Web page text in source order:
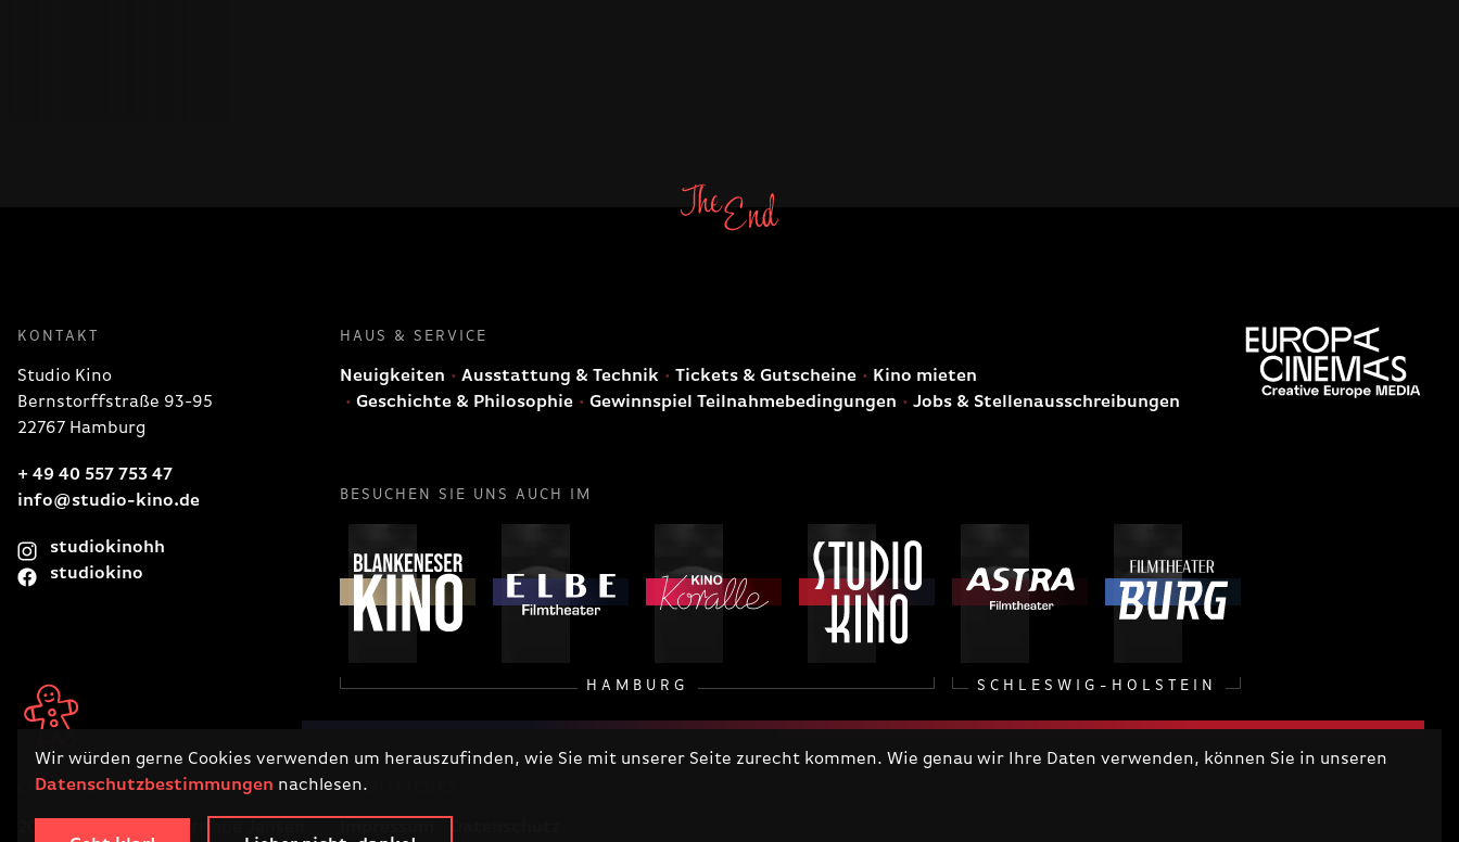
Wir würden gerne Cookies verwenden um herauszufinden, wie Sie mit unserer Seite zurecht kommen. Wie genau wir Ihre Daten verwenden, können Sie in unseren
Datenschutzbestimmungen nachlesen.
KONTAKT
Studio Kino
Bernstorffstraße 93-95
22767 Hamburg
+ 49 40 557 753 47
info@studio-kino.de
studiokinohh
studiokino
HAUS & SERVICE
Neuigkeiten Ausstattung & Technik Tickets & Gutscheine
Kino mieten
Geschichte & Philosophie
Gewinnspiel Teilnahmebedingungen Jobs & Stellenausschreibungen
BESUCHEN SIE UNS AUCH IM
HAMBURG SCHLESWIG-HOLSTEIN
RECHTLICHES
COPYRIGHT